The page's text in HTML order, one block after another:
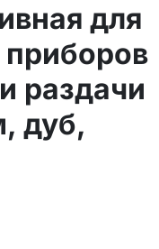
для
раздачи
дуб,